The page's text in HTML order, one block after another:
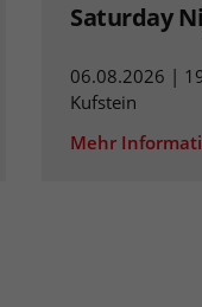
Saturday
06.08.2026 |
Kufstein
Mehr